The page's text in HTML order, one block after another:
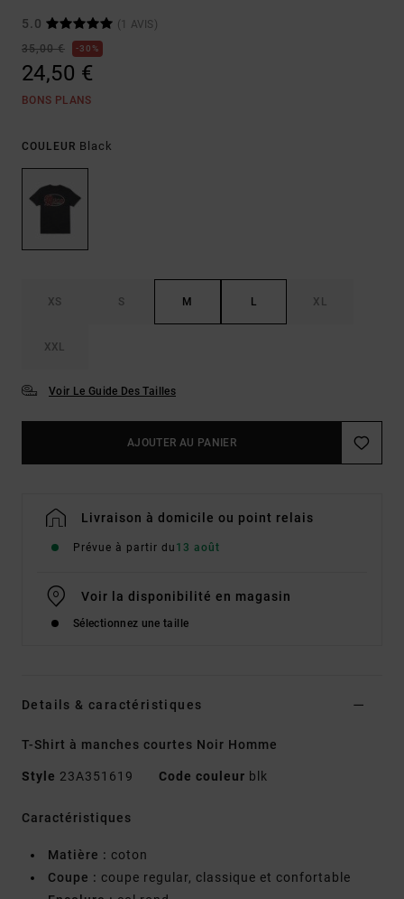
5.0
(1 AVIS)
35,00 €
30%
24,50 €
BONS PLANS
COULEUR Black
XS S M L XL
XXL
Voir Le Guide Des Tailles
AJOUTER AU PANIER
Livraison à domicile ou point relais
Prévue à partir du 13 août
Voir la disponibilité en magasin
Sélectionnez une taille
Details & caractéristiques
T-Shirt à manches courtes Noir Homme
Style 23A351619 Code couleur blk
Caractéristiques
Matière : coton
Coupe : coupe regular, classique et confortable